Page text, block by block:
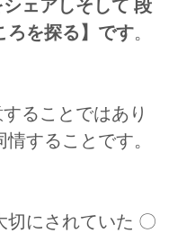
シェアしそして 段
ろを探る】です。
ることではあり
することです。
切にされていた 〇